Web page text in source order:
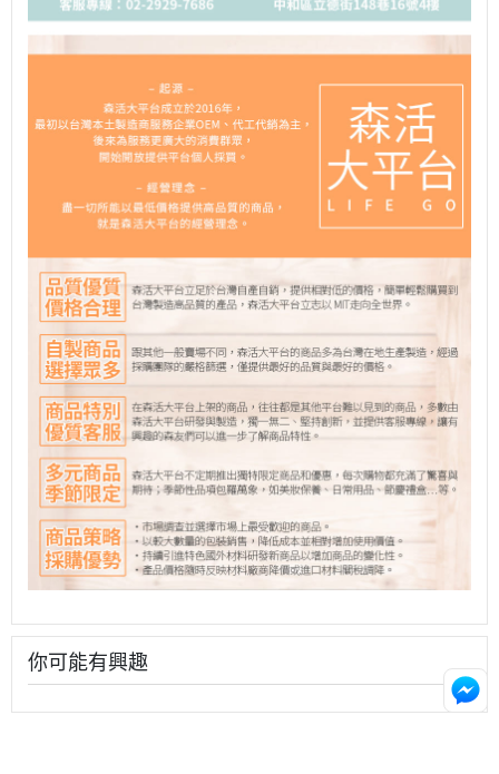
你可能有興趣